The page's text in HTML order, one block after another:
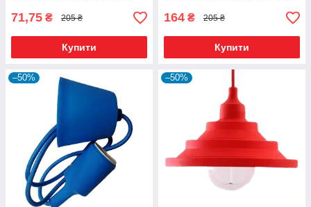
71,75 ₴ 205 ₴
Купити
164 ₴ 205 ₴
Купити
–50% –50%